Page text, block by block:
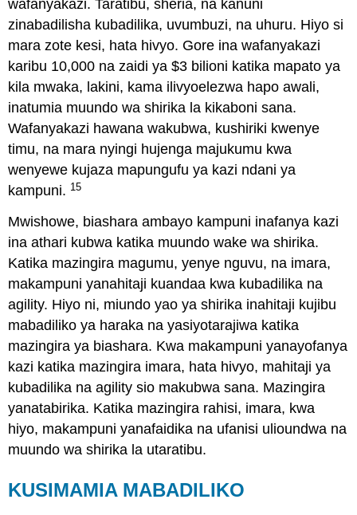
wafanyakazi. Taratibu, sheria, na kanuni
zinabadilisha kubadilika, uvumbuzi, na uhuru. Hiyo si
mara zote kesi, hata hivyo. Gore ina wafanyakazi
karibu 10,000 na zaidi ya $3 bilioni katika mapato ya
kila mwaka, lakini, kama ilivyoelezwa hapo awali,
inatumia muundo wa shirika la kikaboni sana.
Wafanyakazi hawana wakubwa, kushiriki kwenye
timu, na mara nyingi hujenga majukumu kwa
wenyewe kujaza mapungufu ya kazi ndani ya
kampuni. 15
Mwishowe, biashara ambayo kampuni inafanya kazi
ina athari kubwa katika muundo wake wa shirika.
Katika mazingira magumu, yenye nguvu, na imara,
makampuni yanahitaji kuandaa kwa kubadilika na
agility. Hiyo ni, miundo yao ya shirika inahitaji kujibu
mabadiliko ya haraka na yasiyotarajiwa katika
mazingira ya biashara. Kwa makampuni yanayofanya
kazi katika mazingira imara, hata hivyo, mahitaji ya
kubadilika na agility sio makubwa sana. Mazingira
yanatabirika. Katika mazingira rahisi, imara, kwa
hiyo, makampuni yanafaidika na ufanisi ulioundwa na
muundo wa shirika la utaratibu.
KUSIMAMIA MABADILIKO